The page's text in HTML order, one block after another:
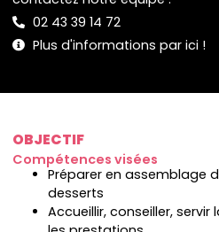
02 43 39 14 72
Plus d'informations par ici !
OBJECTIF
Compétences visées
Préparer en assemblage
desserts
Accueillir, conseiller,